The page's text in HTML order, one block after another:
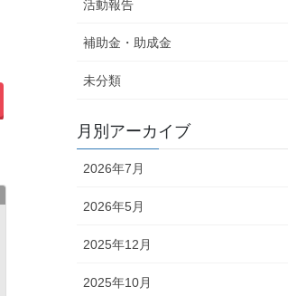
活動報告
補助金・助成金
未分類
月別アーカイブ
2026年7月
2026年5月
2025年12月
2025年10月